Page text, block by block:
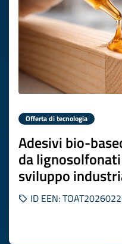
Offerta di tecnologia
Adesivi bio-
da
sviluppo
ID EEN: